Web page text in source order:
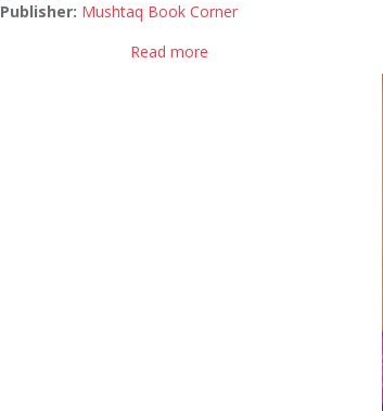
Publisher: Mushtaq Book Corner
Read more